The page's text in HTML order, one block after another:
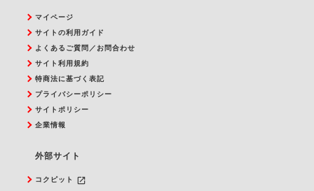
マイページ
サイトの利用ガイド
よくあるご質問／お問合わせ
サイト利用規約
特商法に基づく表記
プライバシーポリシー
サイトポリシー
企業情報
外部サイト
コクピット
launch